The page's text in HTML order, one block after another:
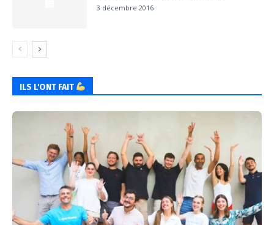
3 décembre 2016
ILS L'ONT FAIT